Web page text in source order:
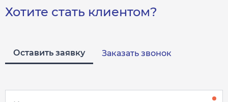
Хотите стать клиентом?
Оставить заявку Заказать звонок